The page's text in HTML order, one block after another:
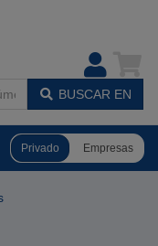
BUSCAR EN
Privado Empresas